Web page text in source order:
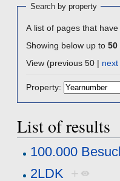
Search by property
A list of pages that
Showing below up to 50
View (previous 50 |
Property:
List of results
100.000
2LDK +